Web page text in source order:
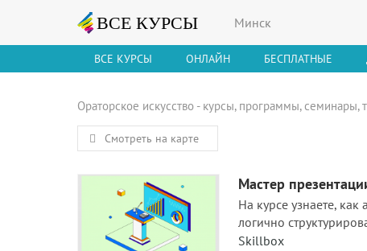
Минск
ВСЕ КУРСЫ ОНЛАЙН БЕСПЛАТНЫЕ
Ораторское искусство - курсы, программы, семинары,
Смотреть на карте
Мастер
На курсе узнаете,
логично
Skillbox